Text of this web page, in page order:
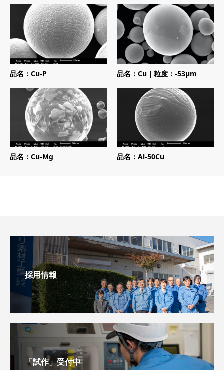
品名：Cu-P 品名：Cu｜粒度：-53μm
品名：Cu-Mg 品名：Al-50Cu
採用情報
「試作」受付中